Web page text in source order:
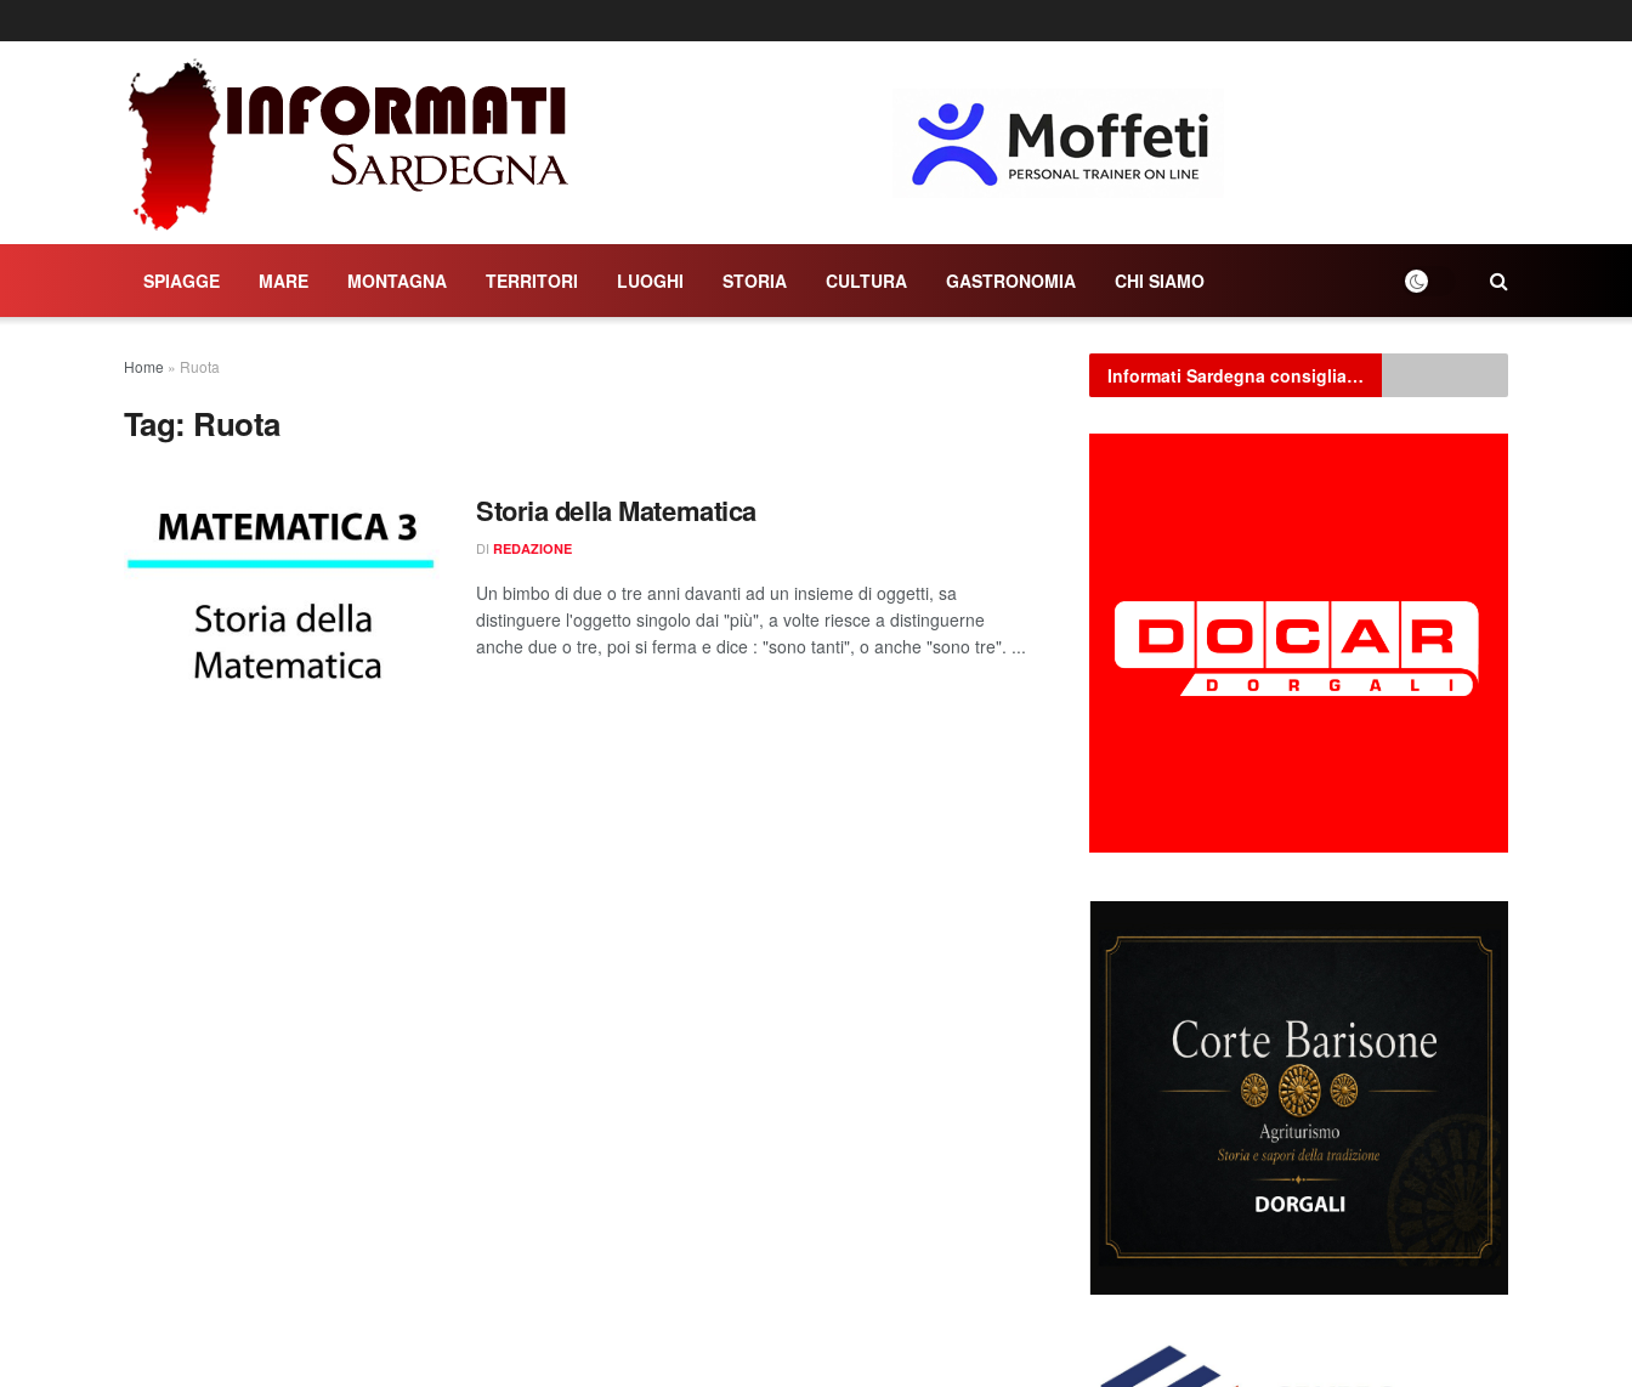
SPIAGGE MARE MONTAGNA TERRITORI LUOGHI STORIA CULTURA GASTRONOMIA CHI SIAMO
Home » Ruota
Tag: Ruota
Storia della Matematica
DI REDAZIONE
Un bimbo di due o tre anni davanti ad un insieme di oggetti, sa
distinguere l'oggetto singolo dai "più", a volte riesce a distinguerne
anche due o tre, poi si ferma e dice : "sono tanti", o anche "sono tre". ...
Informati Sardegna consiglia…